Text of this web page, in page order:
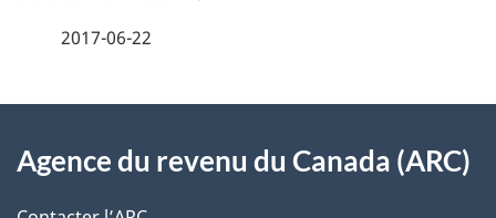
l
s
o
t
r
2017-06-22
propos
Agence du revenu du Canada (ARC)